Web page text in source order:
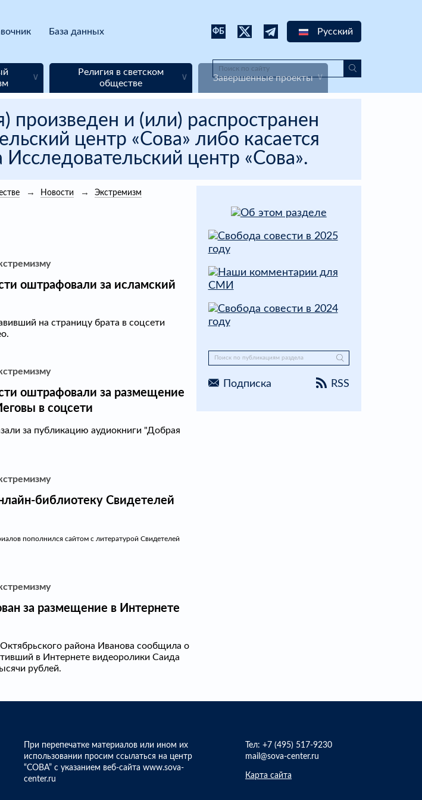
База данных ФБ Русский
Религия в светском
обществе
Завершенные проекты
и (или) распространен
центр «Сова» либо касается
Исследовательский центр «Сова».
Новости Экстремизм
оштрафовали за исламский
на страницу брата в соцсети
оштрафовали за размещение
в соцсети
за публикацию аудиокниги "Добрая
библиотеку Свидетелей
пополнился сайтом с литературой Свидетелей
за размещение в Интернете
района Иванова сообщила о
в Интернете видеоролики Саида
рублей.
Подписка RSS
При перепечатке материалов или ином их
использовании просим ссылаться на центр
“СОВА” с указанием веб-сайта www.sova-
center.ru
Тел: +7 (495) 517-9230
mail@sova-center.ru
Карта сайта